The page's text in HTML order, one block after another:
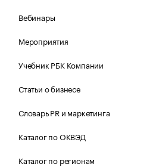
Вебинары
Мероприятия
Учебник РБК Компании
Статьи о бизнесе
Словарь PR и маркетинга
Каталог по ОКВЭД
Каталог по регионам